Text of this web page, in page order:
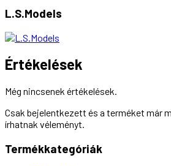
L.S.Models
Értékelések
Még nincsenek értékelések.
Csak bejelentkezett és a terméket már
írhatnak véleményt.
Termékkategóriák